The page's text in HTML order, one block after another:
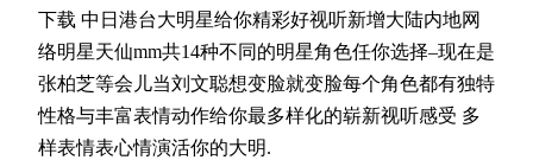
下载 中日港台大明星给你精彩好视听新增大陆内地网
络明星天仙mm共14种不同的明星角色任你选择–现在是
张柏芝等会儿当刘文聪想变脸就变脸每个角色都有独特
性格与丰富表情动作给你最多样化的崭新视听感受 多
样表情表心情演活你的大明.